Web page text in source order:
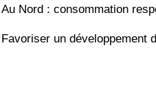
Au Nord : consommation
Favoriser un développement